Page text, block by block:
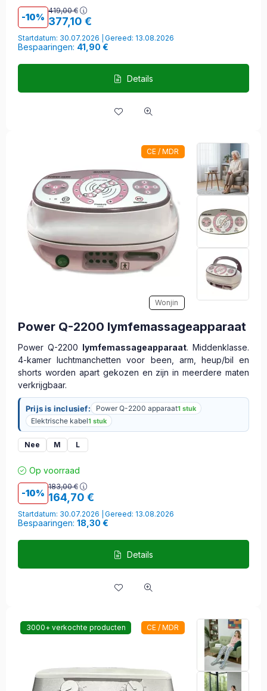
10
419,00€
377,10 €
Startdatum: 30.07.2026 Gereed: 13.08.2026
Bespaaringen: 41,90 €
Details
CE / MDR
Wonjin
Power Q-2200 lymfemassageapparaat
Power Q-2200 lymfemassageapparaat. Middenklasse.
4-kamer luchtmanchetten voor been, arm, heup/bil en
shorts worden apart gekozen en zijn in meerdere maten
verkrijgbaar.
Prijs is inclusief: Power Q-2200 apparaat1 stuk
Elektrische kabel1 stuk
Nee M L
Op voorraad
10
183,00€
164,70 €
Startdatum: 30.07.2026 Gereed: 13.08.2026
Bespaaringen: 18,30 €
Details
3000+ verkochte producten CE / MDR